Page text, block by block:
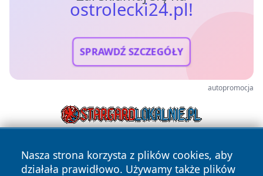
ostrolecki24.pl!
SPRAWDŹ SZCZEGÓŁY
autopromocja
Nasza strona korzysta z plików cookies, aby
działała prawidłowo. Używamy także plików